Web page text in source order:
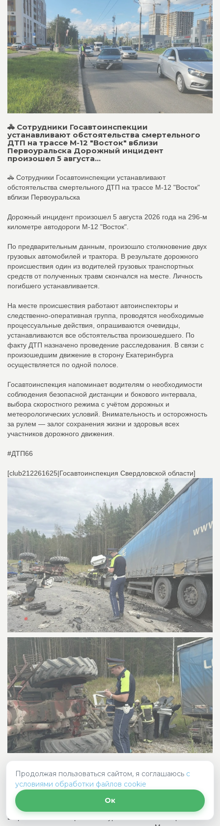
🚓 Сотрудники Госавтоинспекции
устанавливают обстоятельства смертельного
ДТП на трассе М-12 "Восток" вблизи
Первоуральска Дорожный инцидент
произошел 5 августа...
🚓 Сотрудники Госавтоинспекции устанавливают
обстоятельства смертельного ДТП на трассе М-12 "Восток"
вблизи Первоуральска
Дорожный инцидент произошел 5 августа 2026 года на 296-м
километре автодороги М-12 "Восток".
По предварительным данным, произошло столкновение двух
грузовых автомобилей и трактора. В результате дорожного
происшествия один из водителей грузовых транспортных
средств от полученных травм скончался на месте. Личность
погибшего устанавливается.
На месте происшествия работают автоинспекторы и
следственно-оперативная группа, проводятся необходимые
процессуальные действия, опрашиваются очевидцы,
устанавливаются все обстоятельства произошедшего. По
факту ДТП назначено проведение расследования. В связи с
произошедшим движение в сторону Екатеринбурга
осуществляется по одной полосе.
Госавтоинспекция напоминает водителям о необходимости
соблюдения безопасной дистанции и бокового интервала,
выбора скоростного режима с учётом дорожных и
метеорологических условий. Внимательность и осторожность
за рулем — залог сохранения жизни и здоровья всех
участников дорожного движения.
#ДТП66
[club212261625|Госавтоинспекция Свердловской области]
гимназии прошло познавательное мероприятие,
посвященное Международному дню светофора
В рамках ведомственного профилактического
мероприятия «Практика...
В пришкольном лагере Нижнетуринской гимназии прошло
Продолжая пользоваться сайтом, я соглашаюсь с
условиями обработки файлов cookie
Ок